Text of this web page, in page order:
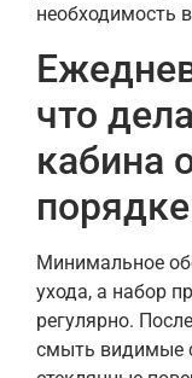
необходимость
что
кабина
порядке
Минимальное
ухода, а набор
регулярно.
смыть видимые